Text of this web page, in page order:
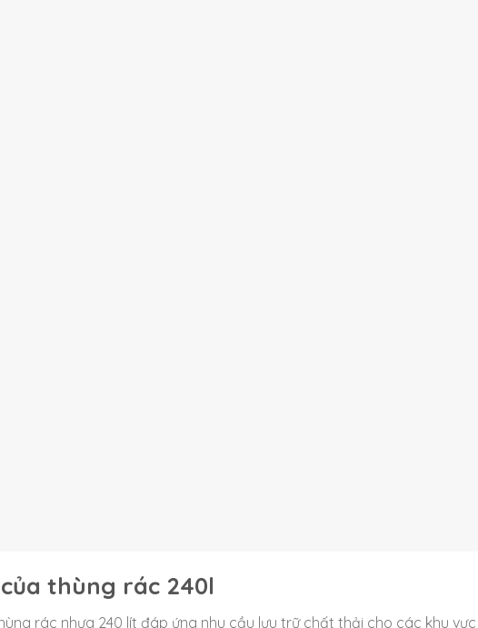
thùng rác 240l
rác nhựa 240 lít đáp ứng nhu cầu lưu trữ chất thải cho các khu